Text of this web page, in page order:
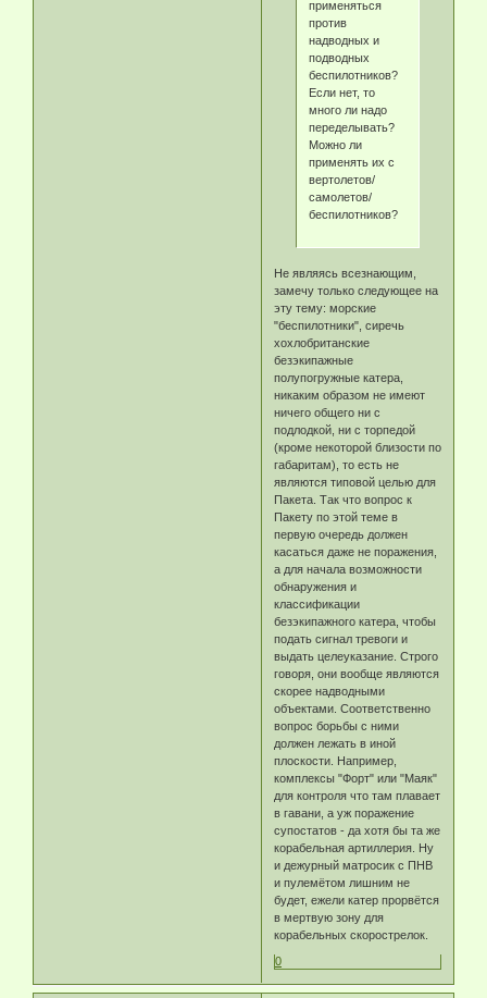
применяться
против
надводных и
подводных
беспилотников?
Если нет, то
много ли надо
переделывать?
Можно ли
применять их с
вертолетов/
самолетов/
беспилотников?
Не являясь всезнающим,
замечу только следующее на
эту тему: морские
"беспилотники", сиречь
хохлобританские
безэкипажные
полупогружные катера,
никаким образом не имеют
ничего общего ни с
подлодкой, ни с торпедой
(кроме некоторой близости по
габаритам), то есть не
являются типовой целью для
Пакета. Так что вопрос к
Пакету по этой теме в
первую очередь должен
касаться даже не поражения,
а для начала возможности
обнаружения и
классификации
безэкипажного катера, чтобы
подать сигнал тревоги и
выдать целеуказание. Строго
говоря, они вообще являются
скорее надводными
объектами. Соответственно
вопрос борьбы с ними
должен лежать в иной
плоскости. Например,
комплексы "Форт" или "Маяк"
для контроля что там плавает
в гавани, а уж поражение
супостатов - да хотя бы та же
корабельная артиллерия. Ну
и дежурный матросик с ПНВ
и пулемётом лишним не
будет, ежели катер прорвётся
в мертвую зону для
корабельных скорострелок.
0